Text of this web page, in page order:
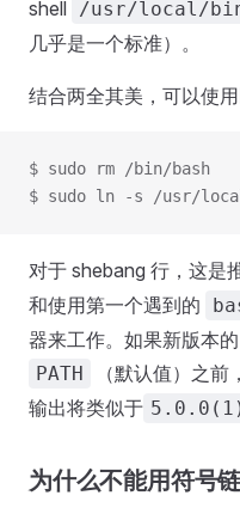
shell /usr/local/
几乎是一个标准）。
结合两全其美，可以使
$ sudo rm /bin/bash
$ sudo ln -s /usr/
对于 shebang 行，这是
和使用第一个遇到的
器来工作。如果新版本
PATH
（默认值）之
输出将类似于
为什么不能用符号